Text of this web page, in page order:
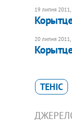
19 липня 2011,
20 липня 2011,
ТЕНІС